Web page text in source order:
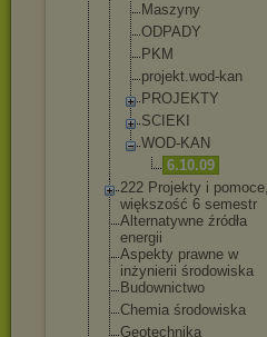
Maszyny
ODPADY
PKM
projekt.wod-kan
PROJEKTY
SCIEKI
WOD-KAN
6.10.09
222 Projekty i pomoce,
większość 6 semestr
Alternatywne źródła
energii
Aspekty prawne w
inżynierii środowiska
Budownictwo
Chemia środowiska
Geotechnika